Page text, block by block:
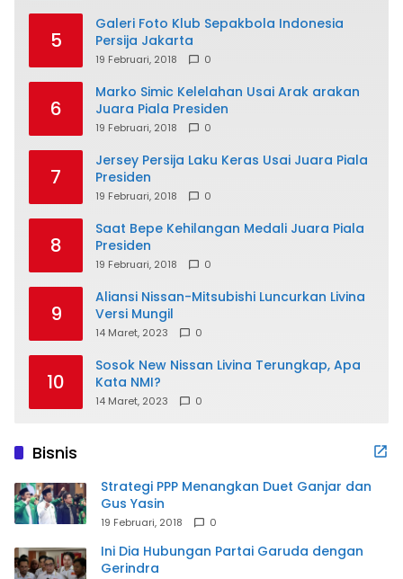
5
Galeri Foto Klub Sepakbola Indonesia
Persija Jakarta
19 Februari, 2018 0
6
Marko Simic Kelelahan Usai Arak arakan
Juara Piala Presiden
19 Februari, 2018 0
7
Jersey Persija Laku Keras Usai Juara Piala
Presiden
19 Februari, 2018 0
8
Saat Bepe Kehilangan Medali Juara Piala
Presiden
19 Februari, 2018 0
9
Aliansi Nissan-Mitsubishi Luncurkan Livina
Versi Mungil
14 Maret, 2023 0
10
Sosok New Nissan Livina Terungkap, Apa
Kata NMI?
14 Maret, 2023 0
Bisnis
Strategi PPP Menangkan Duet Ganjar dan
Gus Yasin
19 Februari, 2018 0
Ini Dia Hubungan Partai Garuda dengan
Gerindra